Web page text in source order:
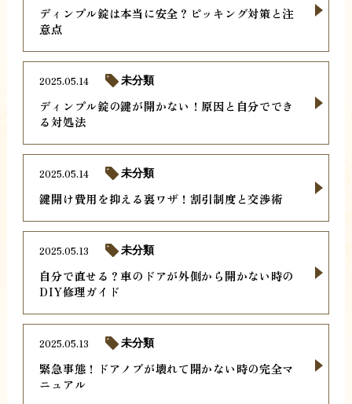
ディンプル錠は本当に安全？ピッキング対策と注
意点
ディンプル錠の鍵が開かない！原因と自分ででき
る対処法
2025.05.14 未分類
鍵開け費用を抑える裏ワザ！割引制度と交渉術
2025.05.14 未分類
自分で直せる？車のドアが外側から開かない時の
DIY修理ガイド
2025.05.13 未分類
緊急事態！ドアノブが壊れて開かない時の完全マ
ニュアル
2025.05.13 未分類